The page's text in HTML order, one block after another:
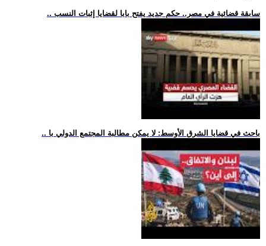
.. سابقة قضائية في مصر.. حكم جديد يفتح بابا لقضايا إثبات النسب
.. باحث في قضايا الشرق الأوسط: لا يمكن مطالبة المجتمع الدولي با